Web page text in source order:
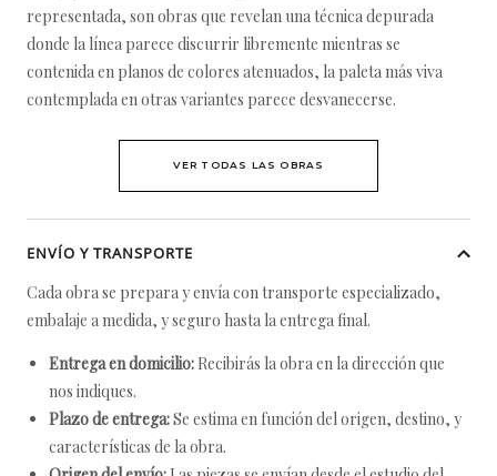
representada, son obras que revelan una técnica depurada
donde la línea parece discurrir libremente mientras se
contenida en planos de colores atenuados, la paleta más viva
contemplada en otras variantes parece desvanecerse.
VER TODAS LAS OBRAS
ENVÍO Y TRANSPORTE
Cada obra se prepara y envía con transporte especializado,
embalaje a medida, y seguro hasta la entrega final.
Entrega en domicilio: Recibirás la obra en la dirección que
nos indiques.
Plazo de entrega:Se estima en función del origen, destino, y
características de la obra.